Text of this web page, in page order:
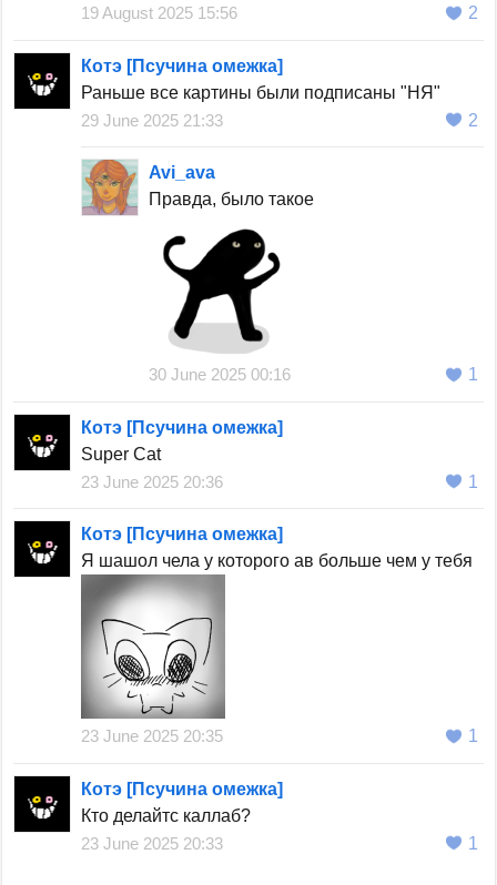
19 August 2025 15:56 2
Котэ [Псучина омежка]
Раньше все картины были подписаны "НЯ"
29 June 2025 21:33
2
Avi_ava
Правда, было такое
30 June 2025 00:16 1
Котэ [Псучина омежка]
Super Cat
23 June 2025 20:36
1
Котэ [Псучина омежка]
Я шашол чела у которого ав больше чем у тебя
23 June 2025 20:35 1
Котэ [Псучина омежка]
Кто делайтс каллаб?
23 June 2025 20:33
1